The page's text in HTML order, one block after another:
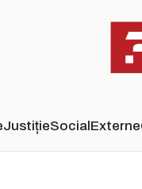
JustițieSocialExterne